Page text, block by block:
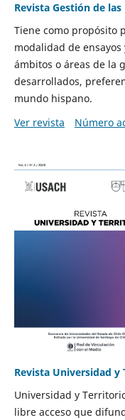
Revista Gestión de
Tiene como propósito
modalidad de
ámbitos o áreas de la
desarrollados,
mundo hispano.
Ver revista
Número
Revista Universidad y
Universidad y
libre acceso que